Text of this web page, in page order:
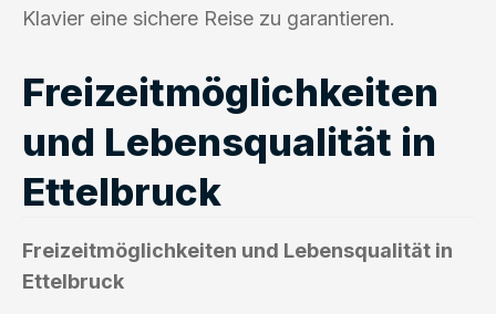
Klavier eine sichere Reise zu garantieren.
Freizeitmöglichkeiten
und Lebensqualität in
Ettelbruck
Freizeitmöglichkeiten und Lebensqualität in
Ettelbruck